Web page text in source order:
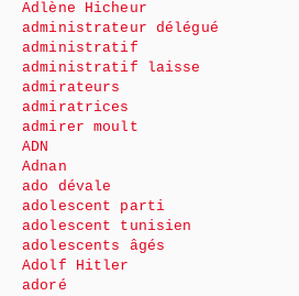
Adlène Hicheur
administrateur délégué
administratif
administratif laisse
admirateurs
admiratrices
admirer moult
ADN
Adnan
ado dévale
adolescent parti
adolescent tunisien
adolescents âgés
Adolf Hitler
adoré